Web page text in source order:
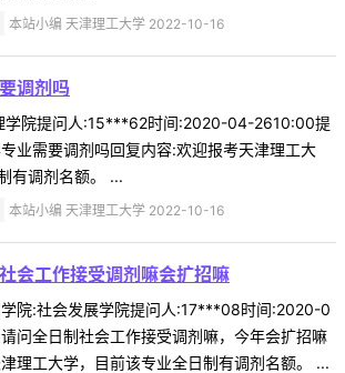
本站小编 天津理工大学 2022-10-16
调剂吗
学院提问人:15***62时间:2020-04-2610:00提
业需要调剂吗回复内容:欢迎报考天津理工大
有调剂名额。 ...
本站小编 天津理工大学 2022-10-16
会工作接受调剂嘛会扩招嘛
院:社会发展学院提问人:17***08时间:2020-0
问全日制社会工作接受调剂嘛，今年会扩招嘛
理工大学，目前该专业全日制有调剂名额。 ...